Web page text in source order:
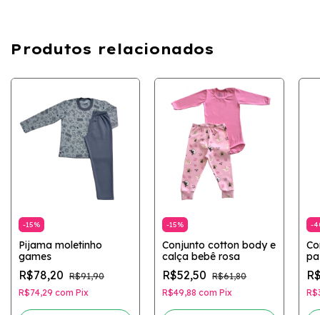
Produtos relacionados
-15%
Pijama moletinho
games
R$78,20 R$91,90
R$74,29 com Pix
-15%
Conjunto cotton body e
calça bebê rosa
R$52,50
R$61,80
R$49,88com Pix
-